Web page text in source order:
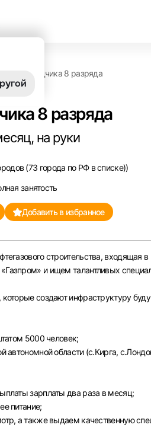
трубоукладчика 8 разряда
8 разряда
на руки
(73 города по РФ в списке))
занятость
Добавить в избранное
строительства, входящая
и ищем талантливых
создают инфраструктуру
5000 человек;
автономной области (с.Кирга,
зарплаты два раза в месяц;
питание;
а также выдаем качественную